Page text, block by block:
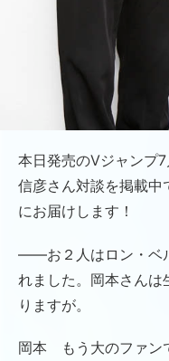
本日発売のVジャンプ
信彦さん対談を掲載
にお届けします！
――お２人はロン・ベ
れました。岡本さん
りますが。
岡本 もう大のファン